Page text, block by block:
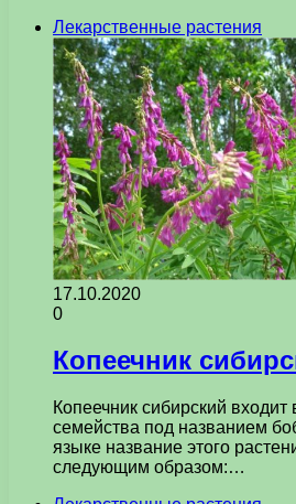
Лекарственные растения
17.10.2020
0
Копеечник
Копеечник сибирский входит
семейства под названием
языке название этого
следующим образом:…